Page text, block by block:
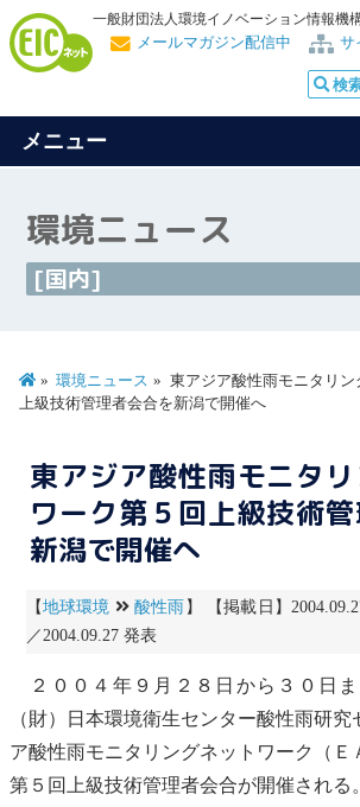
一般財団法人環境イノベーション情報機
サ
メールマガジン配信中
メニュー
環境ニュース
[国内]
環境ニュース
東アジア酸性雨モニタリン
上級技術管理者会合を新潟で開催へ
東アジア酸性雨モニタ
ワーク第５回上級技術
新潟で開催へ
【地球環境 酸性雨 】 【掲載日】
／2004.09.27 発表
２００４年９月２８日から３０日
（財）日本環境衛生センター酸性雨研究
ア酸性雨モニタリングネットワーク（Ｅ
第５回上級技術管理者会合が開催され